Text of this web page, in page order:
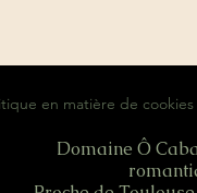
en matière de cookies
Domaine Ô